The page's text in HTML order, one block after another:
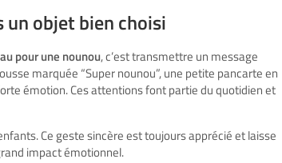
un objet bien choisi
pour une nounou, c’est transmettre un message
marquée “Super nounou”, une petite pancarte en
émotion. Ces attentions font partie du quotidien et
Ce geste sincère est toujours apprécié et laisse
impact émotionnel.